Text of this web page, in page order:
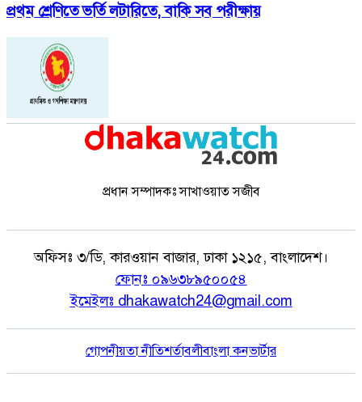
প্রথম শ্রেণিতে ভর্তি লটারিতে, বাকি সব পরীক্ষায়
প্রধান সম্পাদকঃ সাখাওয়াত সজীব
অফিসঃ ৩/ডি, কারওয়ান বাজার, ঢাকা ১২১৫, বাংলাদেশ।
ফোনঃ ০৯৬৩৮৯৫০০৫৪
ইমেইলঃ dhakawatch24@gmail.com
গোপনীয়তা নীতিশর্তাবলীবাংলা কনভার্টার